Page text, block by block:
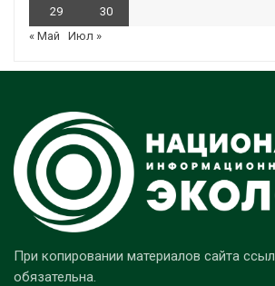
29
30
« Май
Июл »
При копировании материалов сайта
обязательна.